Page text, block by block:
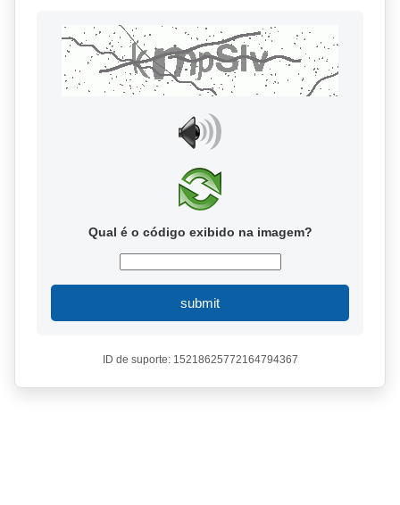
Qual é o código exibido na imagem?
submit
ID de suporte: 15218625772164794367